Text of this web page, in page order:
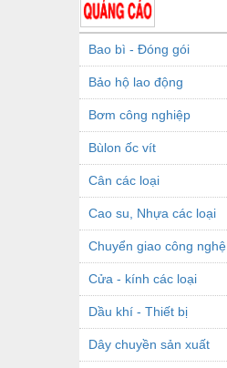
Bao bì - Đóng gói
Bảo hộ lao động
Bơm công nghiệp
Bùlon ốc vít
Cân các loại
Cao su, Nhựa các loại
Chuyển giao công nghệ
Cửa - kính các loại
Dầu khí - Thiết bị
Dây chuyền sản xuất